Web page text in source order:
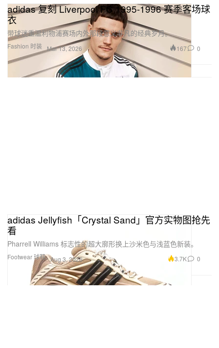
Fashion 时装
adidas 复刻 Liverpool FC 1995-1996 赛季客场球
衣
带球迷重温利物浦赛场内外那段意义非凡的经典岁月。
Mar 13, 2026 167 0
Footwear 球鞋
adidas Jellyfish「Crystal Sand」官方实物图抢先
看
Pharrell Williams 标志性的超大廓形换上沙米色与浅蓝色新装。
Aug 3, 2026 3.7K 0